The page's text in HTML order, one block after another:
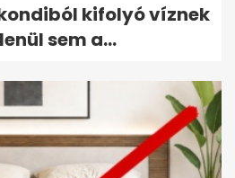
kifolyó víznek
sem a...